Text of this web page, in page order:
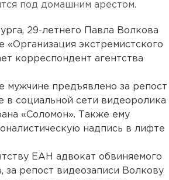
под домашним арестом.
29-летнего Павла Волкова
«Организация экстремистского
корреспондент агентства
мужчине предъявлено за репост
в социальной сети видеоролика
«Соломон». Также ему
надпись в лифте
ЕАН адвокат обвиняемого
репост видеозаписи Волкову